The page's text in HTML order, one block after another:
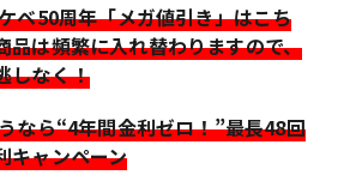
ベ50周年「メガ値引き」はこち
品は頻繁に入れ替わりますので、
しなく！
なら“4年間金利ゼロ！”最長48回
キャンペーン